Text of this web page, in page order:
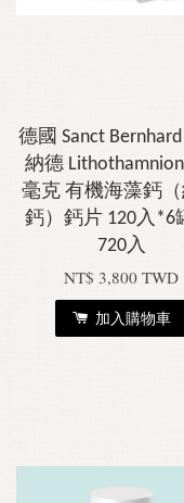
德國 Sanct
納德
毫克 有機海藻鈣
鈣）鈣片 120入*6
720入
NT$ 3,800 TWD
加入購物車